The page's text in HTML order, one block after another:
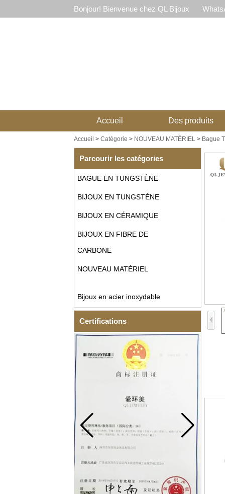
Bonjour! Bienvenue chez QL Bijoux
Accueil Des produits
Accueil > Catégorie > NOUVEAU MATÉRIEL> Bague
Parcourir les catégories
BAGUE EN TUNGSTÈNE
BIJOUX EN TUNGSTÈNE
BIJOUX EN CÉRAMIQUE
BIJOUX EN FIBRE DE
CARBONE
NOUVEAU MATÉRIEL
Bijoux en acier inoxydable
Certifications